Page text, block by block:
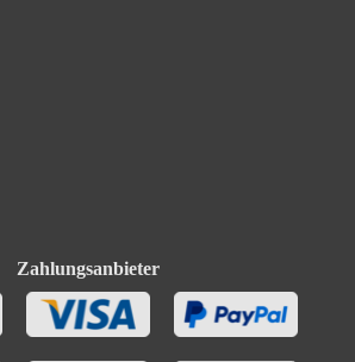
Zahlungsanbieter